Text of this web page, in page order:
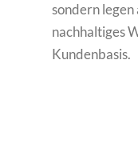
sondern
nachhaltiges
Kundenbasis.